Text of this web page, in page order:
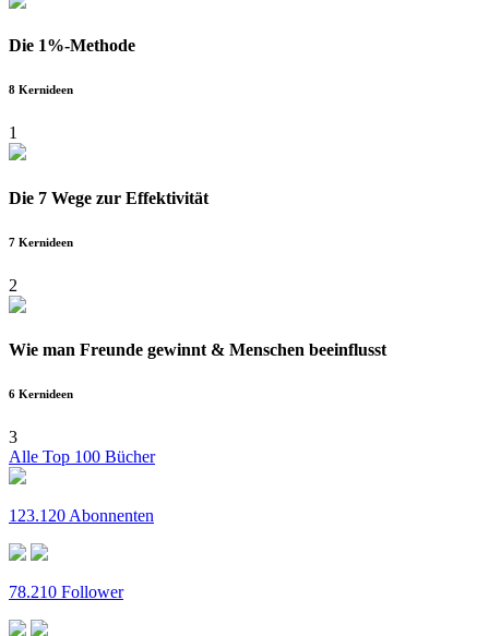
Die 1%-Methode
8 Kernideen
1
Die 7 Wege zur Effektivität
7 Kernideen
2
Wie man Freunde gewinnt & Menschen beeinflusst
6 Kernideen
3
Alle Top 100 Bücher
123.120 Abonnenten
78.210 Follower